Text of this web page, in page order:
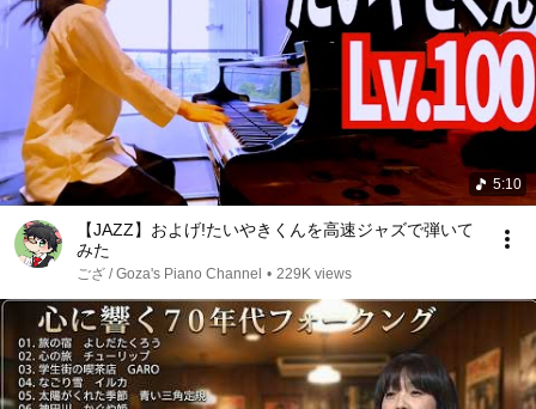
5:10
【JAZZ】およげ!たいやきくんを高速ジャズで弾いて
みた
ござ / Goza's Piano Channel • 229K views